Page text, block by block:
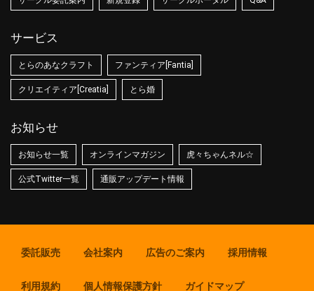
サービス
とらのあなクラフト ファンティア[Fantia]
クリエイティア[Creatia] とら婚
お知らせ
お知らせ一覧 オンラインマガジン 虎々ちゃんネル☆
公式Twitter一覧 通販アップデート情報
委託販売 会社案内 広告のご案内 採用情報
利用規約 個人情報保護方針 ガイドマップ